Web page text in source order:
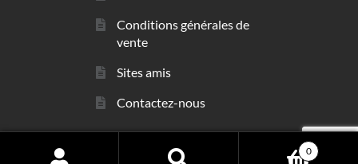
Conditions générales de
vente
Sites amis
Contactez-nous
© sarl Les Minéraux 2006 - 2026 0